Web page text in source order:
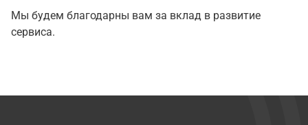
Мы будем благодарны вам за вклад в развитие
сервиса.